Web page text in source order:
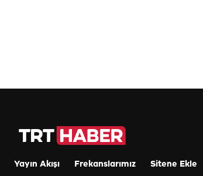
Yayın Akışı Frekanslarımız Sitene Ekle